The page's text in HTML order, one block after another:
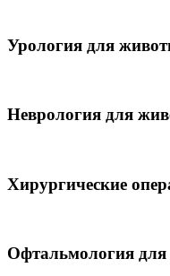
Урология для
Неврология для
Хирургические
Офтальмология